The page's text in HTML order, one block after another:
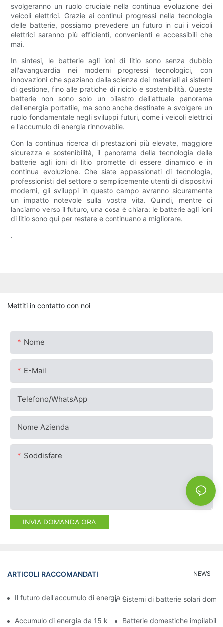
svolgeranno un ruolo cruciale nella continua evoluzione dei
veicoli elettrici. Grazie ai continui progressi nella tecnologia
delle batterie, possiamo prevedere un futuro in cui i veicoli
elettrici saranno più efficienti, convenienti e accessibili che
mai.
In sintesi, le batterie agli ioni di litio sono senza dubbio
all'avanguardia nei moderni progressi tecnologici, con
innovazioni che spaziano dalla scienza dei materiali ai sistemi
di gestione, fino alle pratiche di riciclo e sostenibilità. Queste
batterie non sono solo un pilastro dell'attuale panorama
dell'energia portatile, ma sono anche destinate a svolgere un
ruolo fondamentale negli sviluppi futuri, come i veicoli elettrici
e l'accumulo di energia rinnovabile.
Con la continua ricerca di prestazioni più elevate, maggiore
sicurezza e sostenibilità, il panorama della tecnologia delle
batterie agli ioni di litio promette di essere dinamico e in
continua evoluzione. Che siate appassionati di tecnologia,
professionisti del settore o semplicemente utenti di dispositivi
moderni, gli sviluppi in questo campo avranno sicuramente
un impatto notevole sulla vostra vita. Quindi, mentre ci
lanciamo verso il futuro, una cosa è chiara: le batterie agli ioni
di litio sono qui per restare e continuano a migliorare.
.
Mettiti in contatto con noi
Nome
E-Mail
Telefono/WhatsApp
Nome Azienda
Soddisfare
INVIA DOMANDA ORA
ARTICOLI RACCOMANDATI NEWS
Il futuro dell'accumulo di energia commerciale: tendenze e
Sistemi di batterie solari
Accumulo di energia da 15 kW: alimenta il tuo futuro con
Batterie domestiche